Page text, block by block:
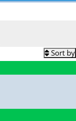
Sort by